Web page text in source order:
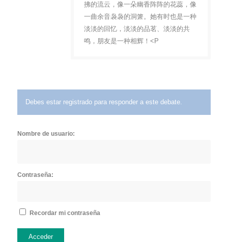
拂的流云，像一朵幽香阵阵的花蕊，像
一曲余音袅袅的洞箫。她有时也是一种
淡淡的回忆，淡淡的品茗、淡淡的共
鸣，朋友是一种相辉！<P
Debes estar registrado para responder a este debate.
Nombre de usuario:
Contraseña:
Recordar mi contraseña
Acceder